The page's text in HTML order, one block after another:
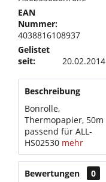
EAN
Nummer:
4038816108937
Gelistet
seit:
20.02.2014
Beschreibung
Bonrolle,
Thermopapier, 50m
passend für ALL-
HS02530 mehr
Bewertungen
0